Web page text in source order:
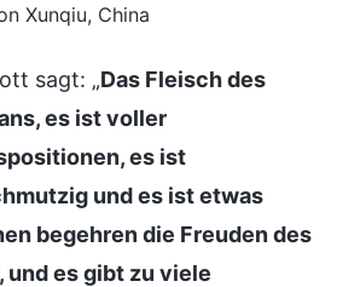
Xunqiu, China
sagt: „Das Fleisch des
es ist voller
es ist
und es ist etwas
begehren die Freuden des
und es gibt zu viele